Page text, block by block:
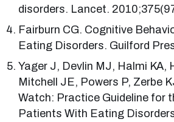
disorders. Lancet.
Fairburn CG. Cognitive
Eating Disorders. Guilford
Yager J, Devlin MJ, Halmi KA,
Mitchell JE, Powers P, Zerbe
Watch: Practice Guideline for
Patients With Eating